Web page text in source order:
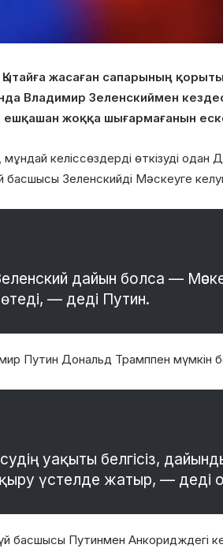
жасаған сапарының
Владимир Зеленскиймен кездесу
ешқашан жоққа шығармағанын
мұндай келіссөздерді өткізуді
басшысы Зеленскийді Мәскеуге
дайын болса —
— деді Путин.
Путин Дональд Трамппен мүмкін
уақыты белгісіз,
үстелде жатыр, — деді
басшысы Путинмен Анкоридждегі